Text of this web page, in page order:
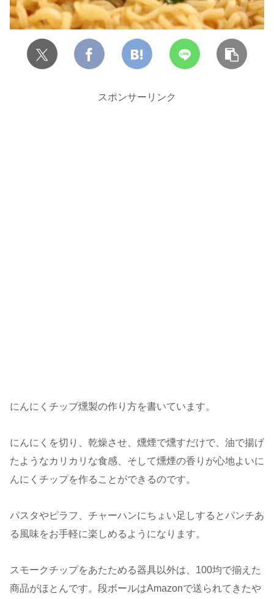
スポンサーリンク
にんにくチップ燻製の作り方を書いています。
にんにくを切り、乾燥させ、燻煙で燻すだけで、油で揚げ
たようなカリカリな食感、そして燻煙の香りが心地よいに
んにくチップを作ることができるのです。
パスタやピラフ、チャーハンにちょい足しするとパンチあ
る風味をお手軽に楽しめるようになります。
スモークチップをあたためる器具以外は、100均で揃えた
商品がほとんです。段ボールはAmazonで送られてきたや